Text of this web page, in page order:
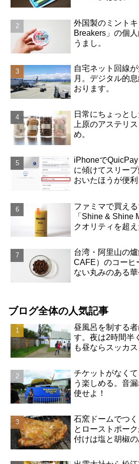
外国製のミント
Breakers」の個
うまし。
自宅ネット回線
月。デジタル的
おります。
日常にちょっと
上原のアステリ
め。
iPhoneで
に傾けてスリー
おいたほうが便利
ファミマで買え
「Shine & Shine
クオリティを超
台湾・阿里山の
CAFE）のコーヒ
ない丸みのある華
ブログ全体の人気記事
昼風呂を制する
す。夜は2時間半
も昼ならスッカス
チケットがなく
う楽しめる。音
使せよ！
石窯ドームでつ
とローストポー
付けは塩と胡椒の